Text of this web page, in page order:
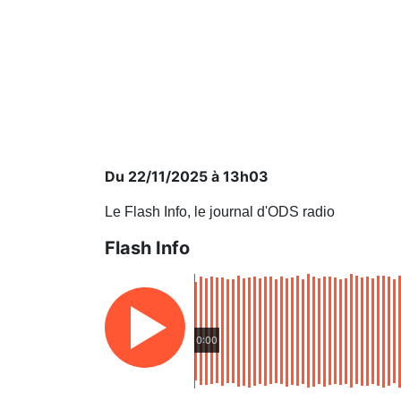
Du 22/11/2025 à 13h03
Le Flash Info, le journal d'ODS radio
Flash Info
0:00